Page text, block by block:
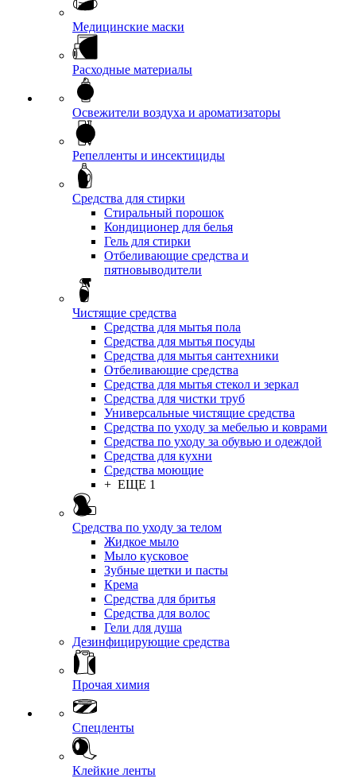
Медицинские маски
Расходные материалы
Освежители воздуха и ароматизаторы
Репелленты и инсектициды
Средства для стирки
Стиральный порошок
Кондиционер для белья
Гель для стирки
Отбеливающие средства и
пятновыводители
Чистящие средства
Средства для мытья пола
Средства для мытья посуды
Средства для мытья сантехники
Отбеливающие средства
Средства для мытья стекол и зеркал
Средства для чистки труб
Универсальные чистящие средства
Средства по уходу за мебелью и коврами
Средства по уходу за обувью и одеждой
Средства для кухни
Средства моющие
+ ЕЩЕ 1
Средства по уходу за телом
Жидкое мыло
Мыло кусковое
Зубные щетки и пасты
Крема
Средства для бритья
Средства для волос
Гели для душа
Дезинфицирующие средства
Прочая химия
Спецленты
Клейкие ленты